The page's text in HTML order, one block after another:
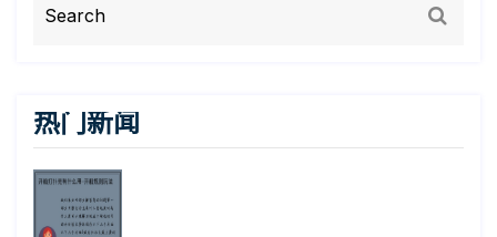
热门新闻